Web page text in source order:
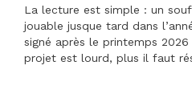
La lecture est simple : un
jouable jusque tard dans
signé après le printemps
projet est lourd, plus il faut